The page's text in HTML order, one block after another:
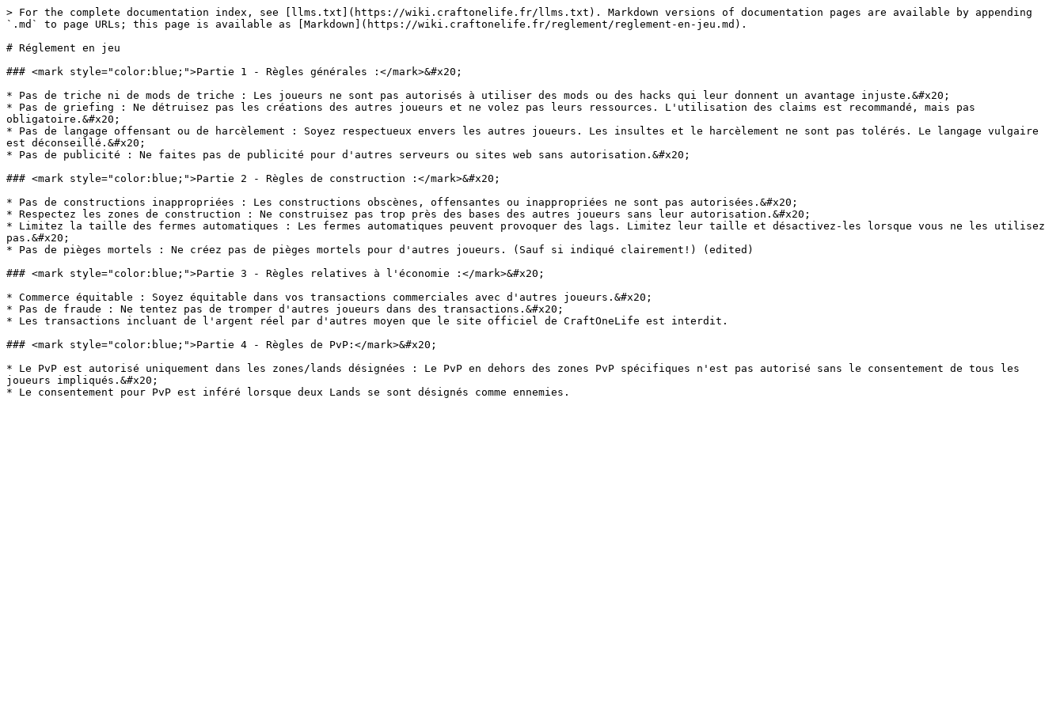
> For the complete documentation index, see [llms.txt](https://wiki.craftonelife.fr/llms.txt). Markdown versions of documentation pages are available by appending
`.md` to page URLs; this page is available as [Markdown](https://wiki.craftonelife.fr/reglement/reglement-en-jeu.md).
# Réglement en jeu
### <mark style="color:blue;">Partie 1 - Règles générales :</mark>&#x20;
* Pas de triche ni de mods de triche : Les joueurs ne sont pas autorisés à utiliser des mods ou des hacks qui leur donnent un avantage injuste.&#x20;
* Pas de griefing : Ne détruisez pas les créations des autres joueurs et ne volez pas leurs ressources. L'utilisation des claims est recommandé, mais pas
obligatoire.&#x20;
* Pas de langage offensant ou de harcèlement : Soyez respectueux envers les autres joueurs. Les insultes et le harcèlement ne sont pas tolérés. Le langage vulgaire
est déconseillé.&#x20;
* Pas de publicité : Ne faites pas de publicité pour d'autres serveurs ou sites web sans autorisation.&#x20;
### <mark style="color:blue;">Partie 2 - Règles de construction :</mark>&#x20;
* Pas de constructions inappropriées : Les constructions obscènes, offensantes ou inappropriées ne sont pas autorisées.&#x20;
* Respectez les zones de construction : Ne construisez pas trop près des bases des autres joueurs sans leur autorisation.&#x20;
* Limitez la taille des fermes automatiques : Les fermes automatiques peuvent provoquer des lags. Limitez leur taille et désactivez-les lorsque vous ne les utilisez
pas.&#x20;
* Pas de pièges mortels : Ne créez pas de pièges mortels pour d'autres joueurs. (Sauf si indiqué clairement!) (edited)
### <mark style="color:blue;">Partie 3 - Règles relatives à l'économie :</mark>&#x20;
* Commerce équitable : Soyez équitable dans vos transactions commerciales avec d'autres joueurs.&#x20;
* Pas de fraude : Ne tentez pas de tromper d'autres joueurs dans des transactions.&#x20;
* Les transactions incluant de l'argent réel par d'autres moyen que le site officiel de CraftOneLife est interdit.
### <mark style="color:blue;">Partie 4 - Règles de PvP:</mark>&#x20;
* Le PvP est autorisé uniquement dans les zones/lands désignées : Le PvP en dehors des zones PvP spécifiques n'est pas autorisé sans le consentement de tous les
joueurs impliqués.&#x20;